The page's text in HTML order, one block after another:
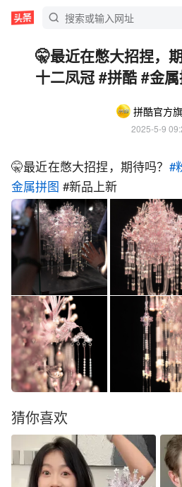
🤫最近在憋大招捏，
十二凤冠 #拼酷 #金
2025-5-9
🤫最近在憋大招捏，期待吗？ #
金属拼图 #新品上新
猜你喜欢